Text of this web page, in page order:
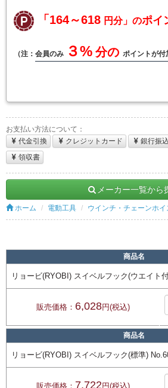
「164～618 円分」のポイ
（注： 会員のみ ３% 分の ポイントが付
お支払い方法について：
代金引換
クレジットカード 銀行振込
領収書
メーカー一覧から
ホーム 電動工具 ウインチ・チェーンホイ
商品名
リョービ(RYOBI) スイベルフック(ウエイト
販売価格： 6,028円(税込)
商品名
リョービ(RYOBI) スイベルフック(標準)
販売価格： 7,722 円(税込)